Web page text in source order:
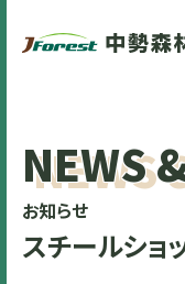
NEWS
お知らせ
スチールショ